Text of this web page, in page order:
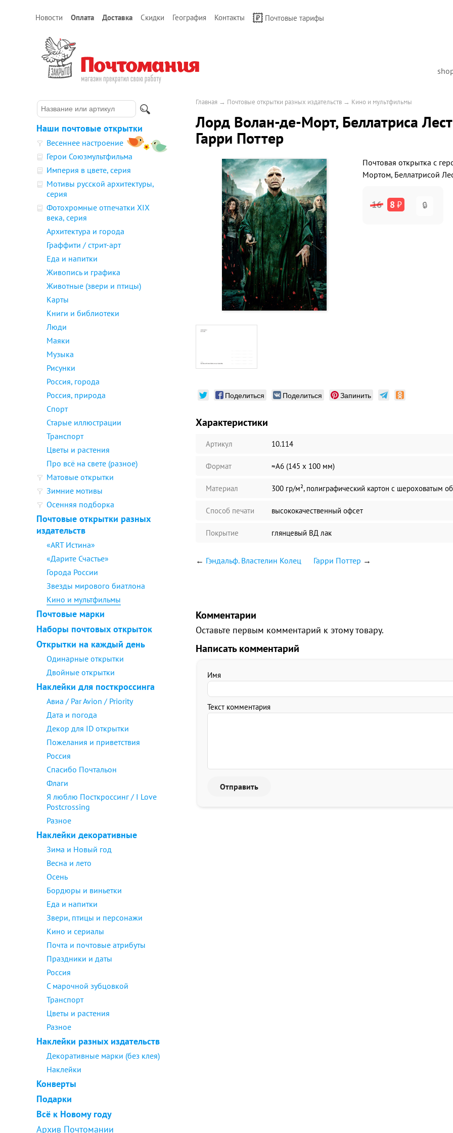
Новости Оплата Доставка Скидки География Контакты Почтовые тарифы
Наши почтовые открытки
Весеннее настроение
Герои Союзмультфильма
Империя в цвете, серия
Мотивы русской архитектуры,
серия
Фотохромные отпечатки XIX
века, серия
Архитектура и города
Граффити / стрит-арт
Еда и напитки
Живопись и графика
Животные (звери и птицы)
Карты
Книги и библиотеки
Люди
Маяки
Музыка
Рисунки
Россия, города
Россия, природа
Спорт
Старые иллюстрации
Транспорт
Цветы и растения
Про всё на свете (разное)
Матовые открытки
Зимние мотивы
Осенняя подборка
Почтовые открытки разных
издательств
«ART Истина»
«Дарите Счастье»
Города России
Звезды мирового биатлона
Кино и мультфильмы
Почтовые марки
Наборы почтовых открыток
Открытки на каждый день
Одинарные открытки
Двойные открытки
Наклейки для посткроссинга
Авиа / Par Avion / Priority
Дата и погода
Декор для ID открытки
Пожелания и приветствия
Россия
Спасибо Почтальон
Флаги
Я люблю Посткроссинг / I Love
Postcrossing
Разное
Наклейки декоративные
Зима и Новый год
Весна и лето
Осень
Бордюры и виньетки
Еда и напитки
Звери, птицы и персонажи
Кино и сериалы
Почта и почтовые атрибуты
Праздники и даты
Россия
С марочной зубцовкой
Транспорт
Цветы и растения
Разное
Наклейки разных издательств
Декоративные марки (без клея)
Наклейки
Конверты
Подарки
Всё к Новому году
Архив Почтомании
Главная → Почтовые открытки разных издательств → Кино и мультфильмы
Лорд Волан-де-Морт, Беллатриса
Гарри Поттер
Почтовая открытка с
Мортом, Беллатрисой
16 8 ₽ 🔒
Поделиться Поделиться Запинить
Характеристики
Артикул 10.114
Формат ≈А6 (145 х 100 мм)
Материал 300 гр/м², полиграфический картон с шероховатым
Способ печати высококачественный офсет
Покрытие глянцевый ВД лак
← Гэндальф. Властелин Колец Гарри Поттер →
Комментарии
Оставьте первым комментарий к этому товару.
Написать комментарий
Имя
Текст комментария